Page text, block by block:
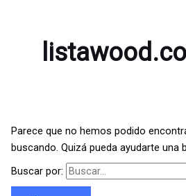
Parece que no hemos podido
buscando. Quizá pueda ayudarte una
Buscar por: